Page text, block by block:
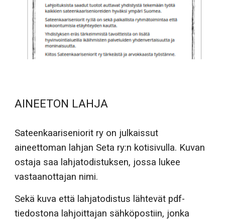
AINEETON LAHJA
Sateenkaariseniorit ry on julkaissut
aineettoman lahjan Seta ry:n kotisivulla. Kuvan
ostaja saa lahjatodistuksen, jossa lukee
vastaanottajan nimi.
Sekä kuva että lahjatodistus lähtevät pdf-
tiedostona lahjoittajan sähköpostiin, jonka